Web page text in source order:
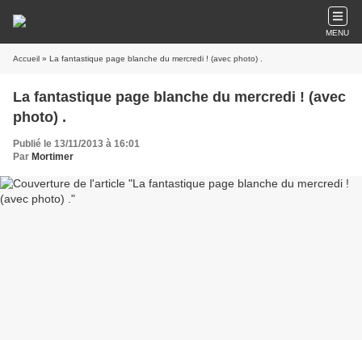
MENU
Accueil » La fantastique page blanche du mercredi ! (avec photo) .
La fantastique page blanche du mercredi ! (avec
photo) .
Publié le 13/11/2013 à 16:01
Par Mortimer